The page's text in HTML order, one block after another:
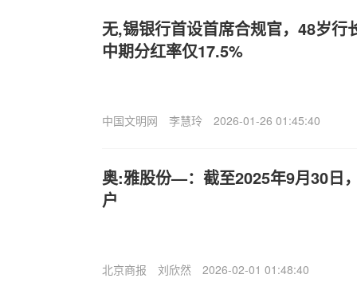
无,锡银行首设首席合规官，48岁行
中期分红率仅17.5%
中国文明网 李慧玲 2026-01-26 01:45:40
奥:雅股份—：截至2025年9月30日
户
北京商报 刘欣然 2026-02-01 01:48:40